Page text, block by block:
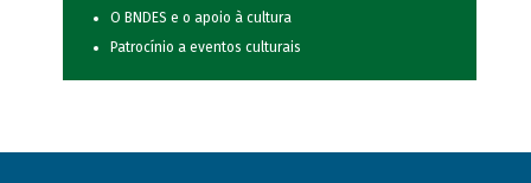
O BNDES e o apoio à cultura
Patrocínio a eventos culturais